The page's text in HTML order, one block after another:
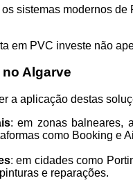
os sistemas modernos
em PVC investe não
Algarve
a aplicação destas
: em zonas balneares,
como Booking e
: em cidades como
e reparações.